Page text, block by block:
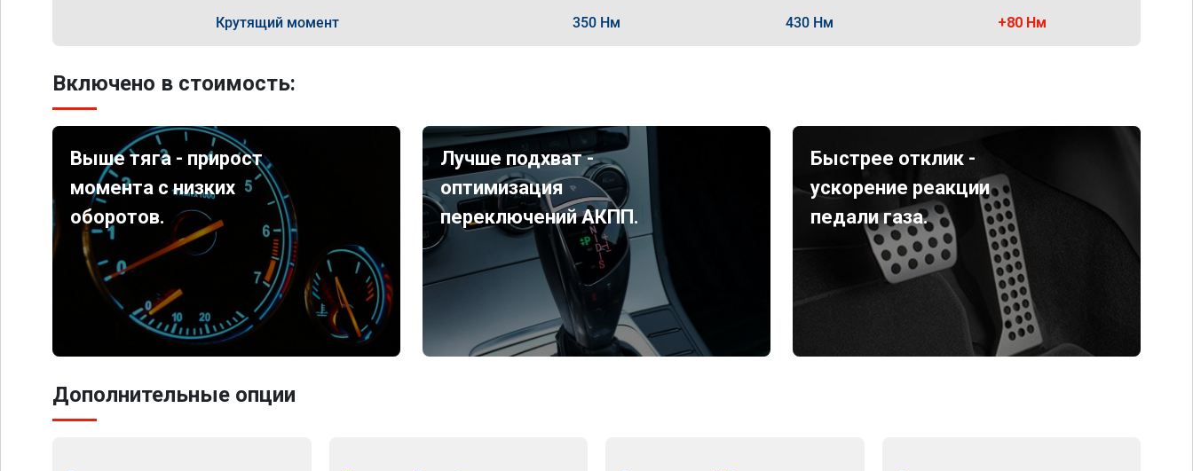
Крутящий момент 350 Нм 430 Нм +80 Нм
Включено в стоимость:
Выше тяга - прирост
момента с низких
оборотов.
Лучше подхват -
оптимизация
переключений АКПП.
Быстрее отклик -
ускорение реакции
педали газа.
Дополнительные опции